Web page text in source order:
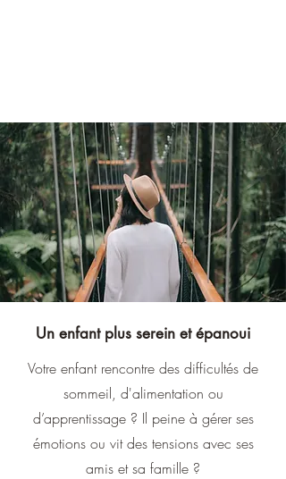
Un enfant plus serein et épanoui
Votre enfant rencontre des difficultés de
sommeil, d'alimentation ou
d’apprentissage ? Il peine à gérer ses
émotions ou vit des tensions avec ses
amis et sa famille ?